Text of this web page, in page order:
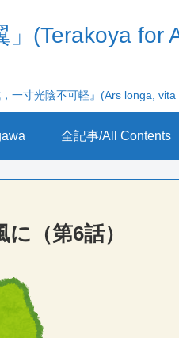
」(Terakoya for
一寸光陰不可軽』(Ars longa, vita
全記事/All Contents
（第6話）